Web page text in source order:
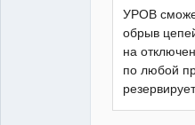
УРОВ
обрыв
на
по любой